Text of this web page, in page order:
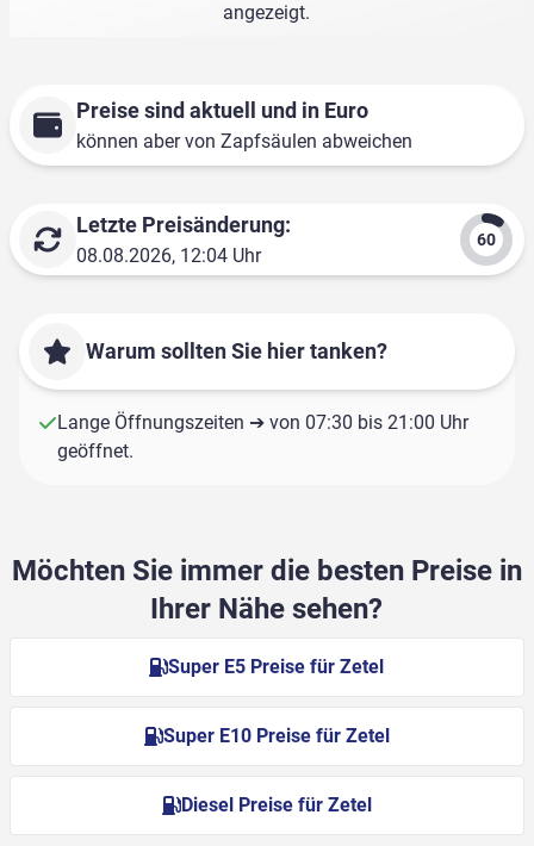
angezeigt.
Preise sind aktuell und in Euro
können aber von Zapfsäulen abweichen
Letzte Preisänderung:
08.08.2026, 12:04 Uhr
Warum sollten Sie hier tanken?
Lange Öffnungszeiten ➔ von 07:30 bis 21:00 Uhr
geöffnet.
Möchten Sie immer die besten Preise in
Ihrer Nähe sehen?
Super E5 Preise für Zetel
Super E10 Preise für Zetel
Diesel Preise für Zetel